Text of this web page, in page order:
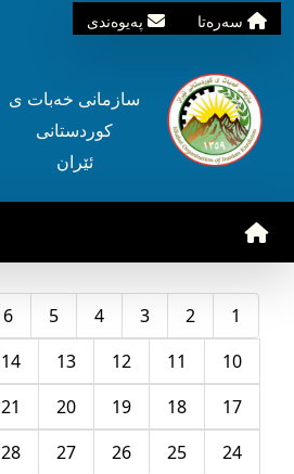
سه‌ره‌تا په‌یوه‌ندی
سازمانی خه‌بات ی
کوردستانی
ئێران
1
2
3
4
5
6
10
11
12
13
14
17
18
19
20
21
24
25
26
27
28